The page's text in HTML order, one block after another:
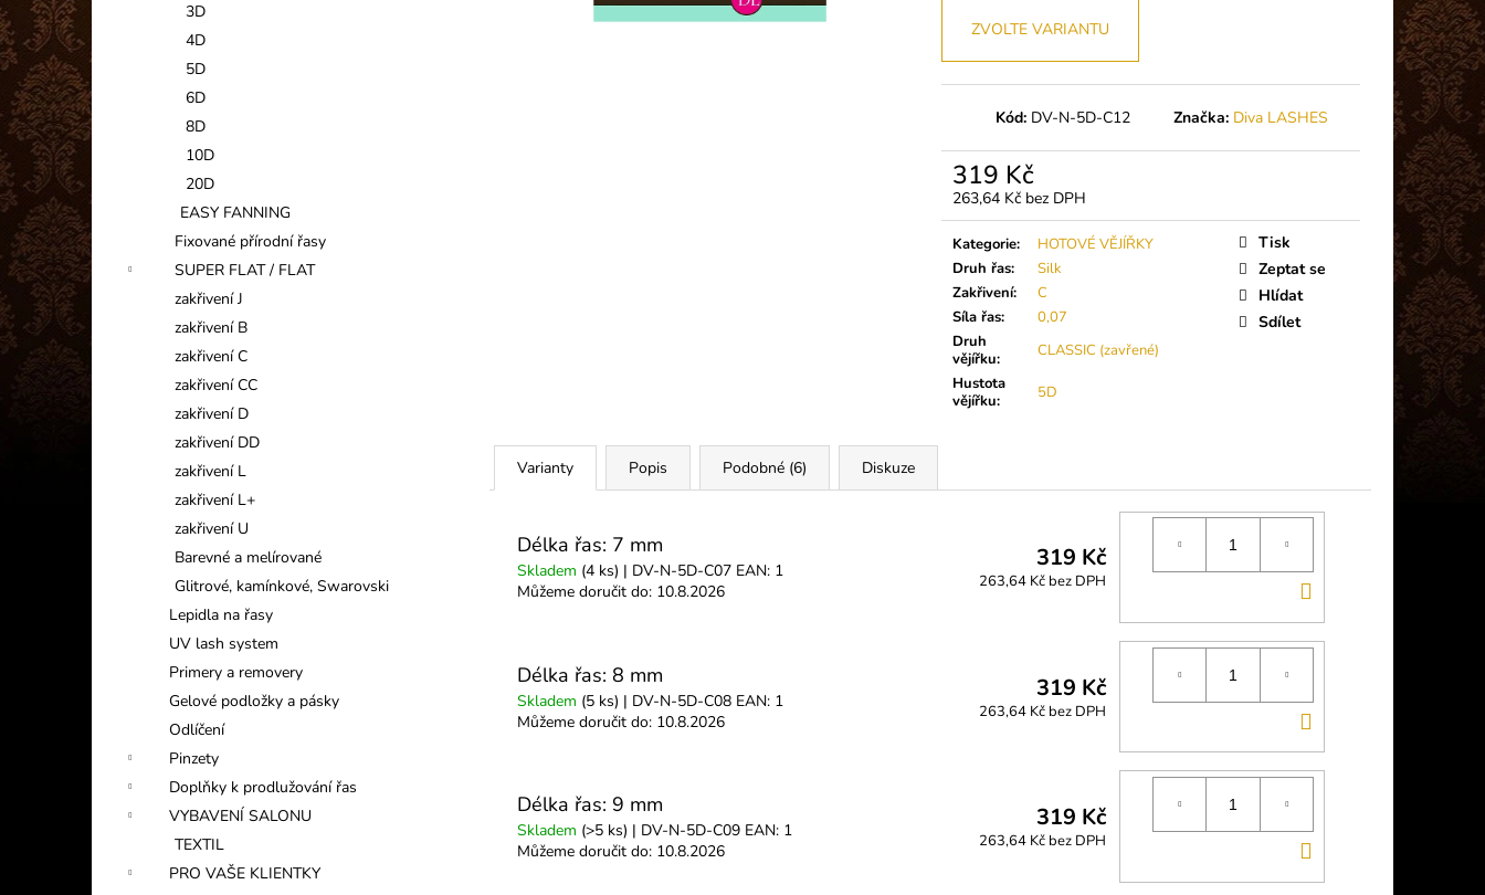
n
e
l
3D
4D
5D
6D
8D
10D
20D
EASY FANNING
Fixované přírodní řasy
SUPER FLAT / FLAT
zakřivení J
zakřivení B
zakřivení C
zakřivení CC
zakřivení D
zakřivení DD
zakřivení L
zakřivení L+
zakřivení U
Barevné a melírované
Glitrové, kamínkové, Swarovski
Lepidla na řasy
UV lash system
Primery a removery
Gelové podložky a pásky
Odlíčení
Pinzety
Doplňky k prodlužování řas
VYBAVENÍ SALONU
TEXTIL
PRO VAŠE KLIENTKY
ZVOLTE VARIANTU
Kód: DV-N-5D-C12 Značka: Diva LASHES
319 Kč
263,64 Kč bez DPH
Měrná
cena:
Kategorie:
HOTOVÉ VĚJÍŘKY
Druh řas:
Silk
Zakřivení:
C
Síla řas:
0,07
Druh
vějířku:
CLASSIC (zavřené)
Hustota
vějířku: 5D
Tisk
Zeptat se
Hlídat
Sdílet
Varianty Popis Podobné (6) Diskuze
Délka řas: 7 mm
Skladem (4 ks) | DV-N-5D-C07 EAN: 1
Můžeme doručit do: 10.8.2026
319 Kč
263,64 Kč bez DPH
KOŠÍKU
Délka řas: 8 mm
Skladem (5 ks) | DV-N-5D-C08 EAN: 1
Můžeme doručit do: 10.8.2026
319 Kč
263,64 Kč bez DPH
KOŠÍKU
Délka řas: 9 mm
Skladem (>5 ks) | DV-N-5D-C09 EAN: 1
Můžeme doručit do: 10.8.2026
319 Kč
263,64 Kč bez DPH
KOŠÍKU
INFORMAČNÍ KARTIČKA